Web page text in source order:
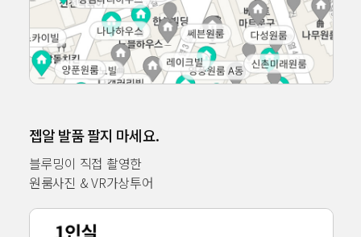
젭알 발품 팔지 마세요.
블루밍이 직접 촬영한
원룸사진 & VR가상투어